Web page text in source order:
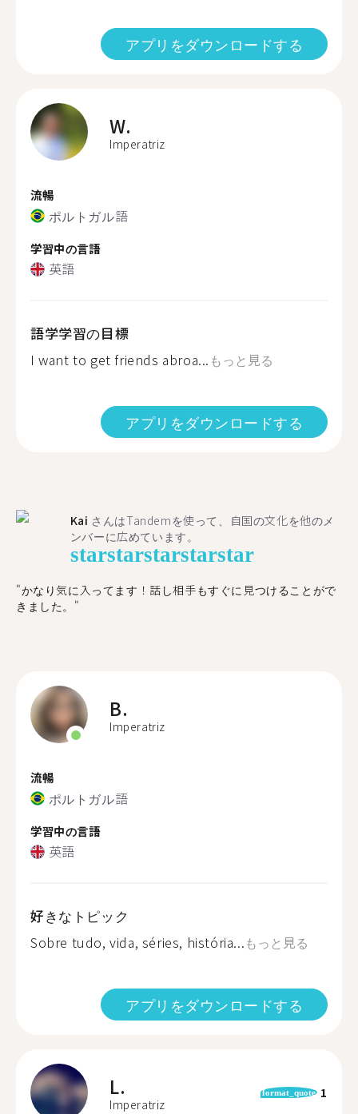
アプリをダウンロードする
W.
Imperatriz
流暢
ポルトガル語
学習中の言語
英語
語学学習の目標
I want to get friends abroa... もっと見る
アプリをダウンロードする
Kai さんはTandemを使って、自国の文化を他のメ
ンバーに広めています。
starstarstarstarstar
"かなり気に入ってます！話し相手もすぐに見つけることがで
きました。"
B.
Imperatriz
流暢
ポルトガル語
学習中の言語
英語
好きなトピック
Sobre tudo, vida, séries, história...もっと見る
アプリをダウンロードする
L.
Imperatriz
format_quote 1